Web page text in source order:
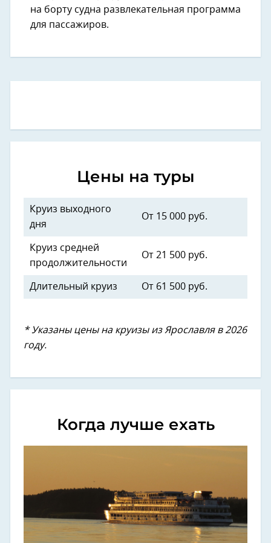
на борту судна развлекательная программа
для пассажиров.
Цены на туры
Круиз выходного
дня
От 15 000 руб.
Круиз средней
продолжительности
От 21 500 руб.
Длительный круиз От 61 500 руб.
* Указаны цены на круизы из Ярославля в 2026
году.
Когда лучше ехать